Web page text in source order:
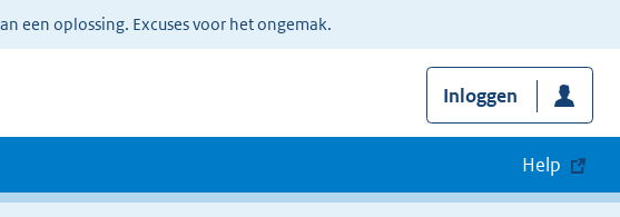
een oplossing. Excuses voor het ongemak.
Inloggen
Help